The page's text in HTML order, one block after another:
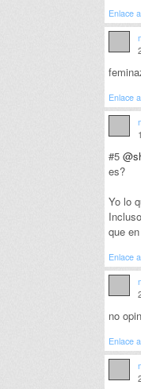
Enlace
Enlace
#5
es?
Yo lo
que
Enlace
no
Enlace